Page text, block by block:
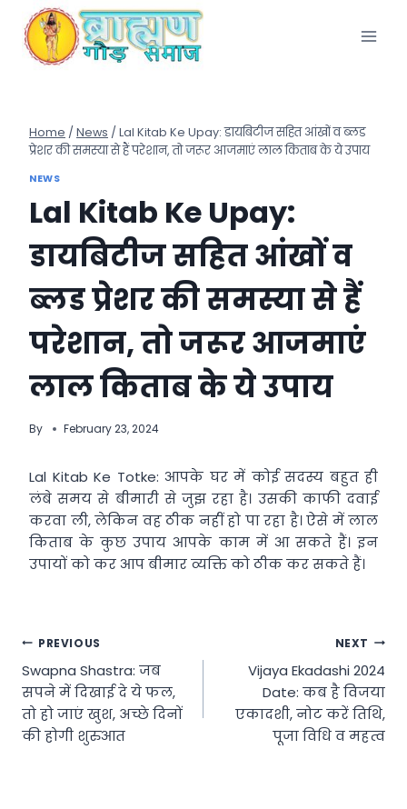
content
Home / News / Lal Kitab Ke Upay: डायबिटीज सहित आंखों व ब्लड
प्रेशर की समस्या से हैं परेशान, तो जरूर आजमाएं लाल किताब के ये उपाय
NEWS
Lal Kitab Ke Upay:
डायबिटीज सहित आंखों व
ब्लड प्रेशर की समस्या से हैं
परेशान, तो जरूर आजमाएं
लाल किताब के ये उपाय
By February 23, 2024
Lal Kitab Ke Totke: आपके घर में कोई सदस्य बहुत ही
लंबे समय से बीमारी से जुझ रहा है। उसकी काफी दवाई
करवा ली, लेकिन वह ठीक नहीं हो पा रहा है। ऐसे में लाल
किताब के कुछ उपाय आपके काम में आ सकते हैं। इन
उपायों को कर आप बीमार व्यक्ति को ठीक कर सकते हैं।
Post
navigation
PREVIOUS
Swapna Shastra: जब
सपने में दिखाई दे ये फल,
तो हो जाएं खुश, अच्छे दिनों
की होगी शुरुआत
NEXT
Vijaya Ekadashi 2024
Date: कब है विजया
एकादशी, नोट करें तिथि,
पूजा विधि व महत्व